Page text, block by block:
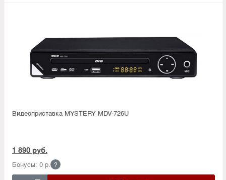
Видеоприставка MYSTERY MDV-726U
1 890 руб.
Бонусы: 0 р. ?